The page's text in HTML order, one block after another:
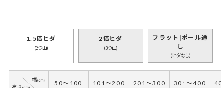
1.5倍ヒダ
(2つ山)
50～100 101～200 201～300 301～400
2倍ヒダ
(3つ山)
フラット|ポール通
し
(ヒダなし)